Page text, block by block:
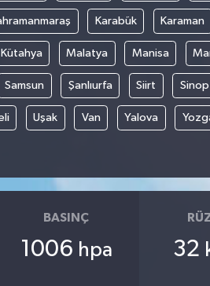
Karabük Karaman
Kütahya Malatya Manisa
Samsun Şanlıurfa Siirt Sinop
Uşak Van Yalova
BASINÇ
1006 hpa 32